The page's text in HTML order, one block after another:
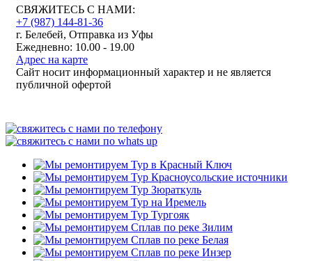
СВЯЖИТЕСЬ С НАМИ:
+7 (987) 144-81-36
г. Белебей, Отправка из Уфы
Ежедневно: 10.00 - 19.00
Адрес на карте
Сайт носит информационный характер и не является
публичной офертой